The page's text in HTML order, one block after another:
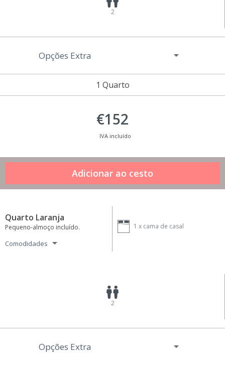
2
1 Quarto
Opções Extra
€152
IVA incluído
Quarto Laranja
Pequeno-almoço incluído.
Comodidades
1 x cama de casal
2
Opções Extra